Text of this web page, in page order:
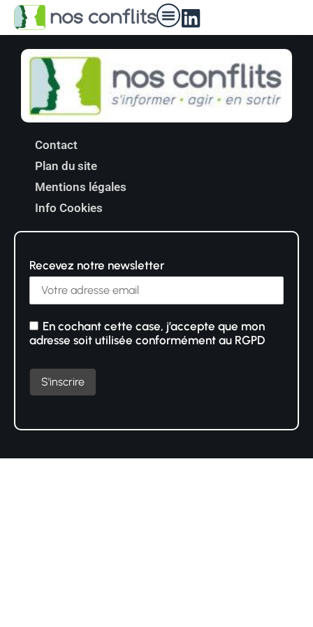
Contact
Plan du site
Mentions légales
Info Cookies
Recevez notre newsletter
En cochant cette case, j’accepte que mon
adresse soit utilisée conformément au RGPD